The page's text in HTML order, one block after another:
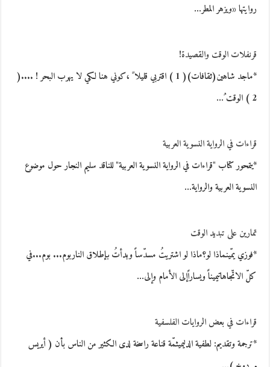
روايتها «ويزهر المطر…
قرنفلات الوقت والقصيدة!
*ماجد شاهين(ثقافات)( 1 ) اقتربي قليلا ً ،كوني هنا لكي لا يهرب البحر ! ....(
2 ) الوقت ُ…
قراءات في الرواية النسوية العربية
*يتمحور كتاب "قراءات في الرواية النسوية العربية" للناقد سليم النجار حول موضوع
النسوية العربية والرواية…
تمارين على تبديد الوقت
*فوزي يمّينماذا لو؟ماذا لو اشتريتُ مسدّساً وبدأتُ بإطلاق الناربوم... بوم...في
كلّ الاتّجاهاتيميناً ويساراًإلى الأمام وإلى…
قراءات في بعض الروايات الفلسفية
*ترجمة وتقديم: لطفية الدليميثمّة قناعة راسخة لدى الكثير من الناس بأن ( أيريس